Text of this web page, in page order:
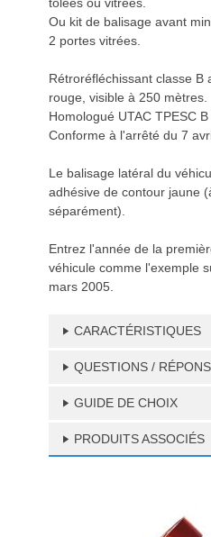
Ou kit de balisage avant
2 portes vitrées.
Rétroréfléchissant classe B
rouge, visible à 250 mètres.
Homologué UTAC TPESC B
Conforme à l'arrêté du 7
Le balisage latéral du
adhésive de contour jaune
séparément).
Entrez l'année de la
véhicule comme l'exemple
mars 2005.
CARACTÉRISTIQUES
QUESTIONS /
GUIDE DE CHOIX
PRODUITS ASSOCIÉS